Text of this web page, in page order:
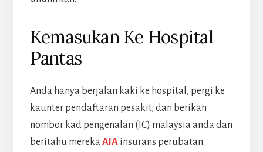
Kemasukan Ke Hospital
Pantas
Anda hanya berjalan kaki ke hospital, pergi ke
kaunter pendaftaran pesakit, dan berikan
nombor kad pengenalan (IC) malaysia anda dan
beritahu merekaAIAinsurans perubatan.